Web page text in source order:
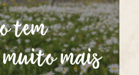
tem
mais